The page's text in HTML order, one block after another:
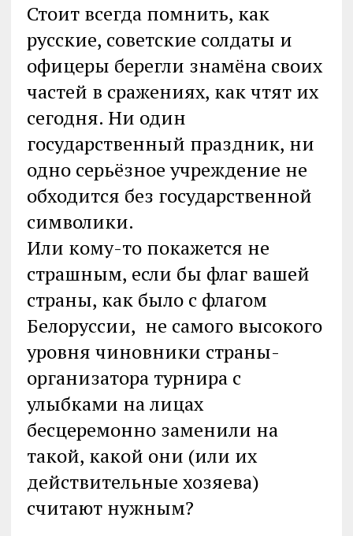
Стоит всегда помнить, как
русские, советские солдаты и
офицеры берегли знамёна своих
частей в сражениях, как чтят их
сегодня. Ни один
государственный праздник, ни
одно серьёзное учреждение не
обходится без государственной
символики.
Или кому-то покажется не
страшным, если бы флаг вашей
страны, как было с флагом
Белоруссии, не самого высокого
уровня чиновники страны-
организатора турнира с
улыбками на лицах
бесцеремонно заменили на
такой, какой они (или их
действительные хозяева)
считают нужным?